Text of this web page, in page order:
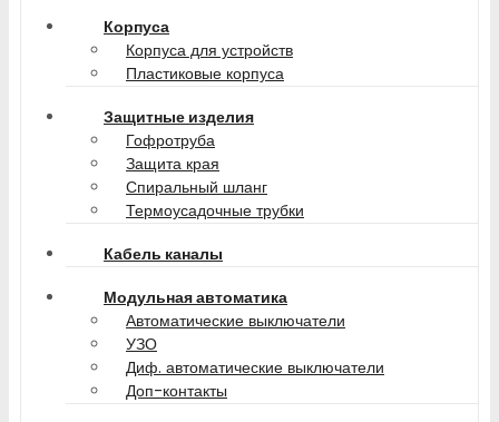
Корпуса
Корпуса для устройств
Пластиковые корпуса
Защитные изделия
Гофротруба
Защита края
Спиральный шланг
Термоусадочные трубки
Кабель каналы
Модульная автоматика
Автоматические выключатели
УЗО
Диф. автоматические выключатели
Доп-контакты